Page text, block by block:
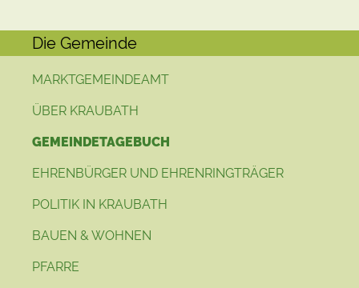
Die Gemeinde
MARKTGEMEINDEAMT
ÜBER KRAUBATH
GEMEINDETAGEBUCH
EHRENBÜRGER UND EHRENRINGTRÄGER
POLITIK IN KRAUBATH
BAUEN & WOHNEN
PFARRE